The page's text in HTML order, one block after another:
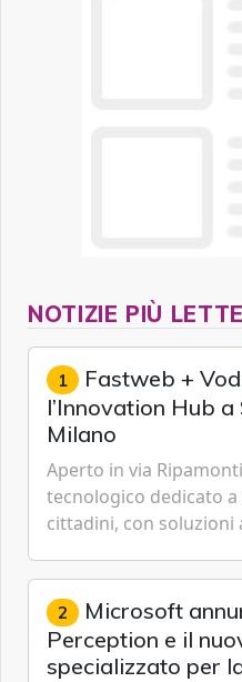
NOTIZIE PIÙ LETTE
1 Fastweb +
l’Innovation Hub
Milano
Aperto in via
tecnologico dedicato
cittadini, con soluzioni
Cybersecurity.
2 Microsoft
Perception e il
specializzato per